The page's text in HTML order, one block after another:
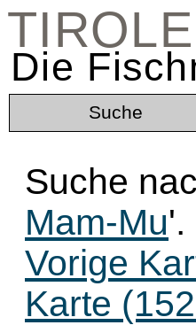
Die
Suche
Suche
Mam-Mu'.
Vorige
Karte